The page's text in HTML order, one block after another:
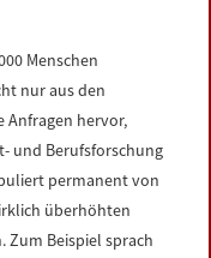
Menschen
nur aus den
Anfragen hervor,
und Berufsforschung
permanent von
überhöhten
Zum Beispiel sprach